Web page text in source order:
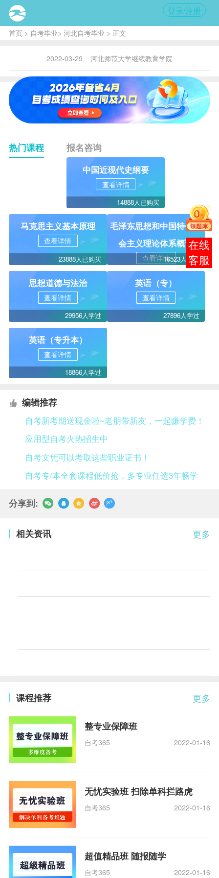
登录/注册
首页> 自考毕业> 河北自考毕业 > 正文
2022-03-29 河北师范大学继续教育学院
热门课程 报名咨询
中国近现代史纲要
查看详情
14888人已购买
马克思主义基本原理
查看详情
23888人已购买
毛泽东思想和中国特色社
会主义理论体系概论
查看详情16523人学过
思想道德与法治
查看详情
29956人学过
英语（专）
查看详情
27896人学过
英语（专升本）
查看详情
18866人学过
编辑推荐
自考新考期送现金啦~老朋带新友，一起赚学费！
应用型自考火热招生中
自考文凭可以考取这些职业证书！
自考专/本全套课程低价抢，多专业任选3年畅学
分享到:
更多
相关资讯
更多
课程推荐
整专业保障班
自考365 2022-01-16
无忧实验班 扫除单科拦路虎
自考365 2022-01-16
超值精品班 随报随学
自考365 2022-01-16
报考
咨询